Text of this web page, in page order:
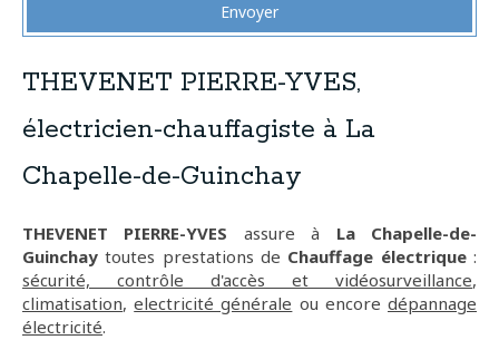
Envoyer
THEVENET PIERRE-YVES,
électricien-chauffagiste à La
Chapelle-de-Guinchay
THEVENET PIERRE-YVES assure à La Chapelle-de-
Guinchay toutes prestations de Chauffage électrique:
sécurité, contrôle d'accès et vidéosurveillance,
climatisation,electricité générale ou encoredépannage
électricité.